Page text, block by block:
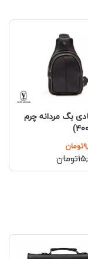
بگ مردانه چرم